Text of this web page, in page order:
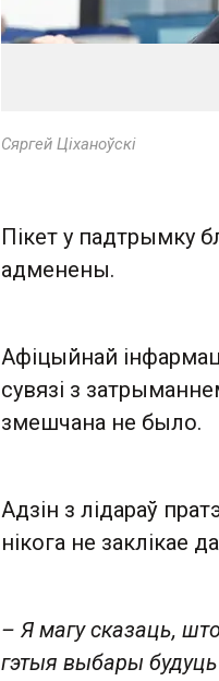
Сяргей Ціханоўскі
Пікет у падтрымку
адменены.
Афіцыйнай
сувязі з
змешчана не было.
Адзін з лідараў
нікога не заклікае
– Я магу сказаць,
гэтыя выбары